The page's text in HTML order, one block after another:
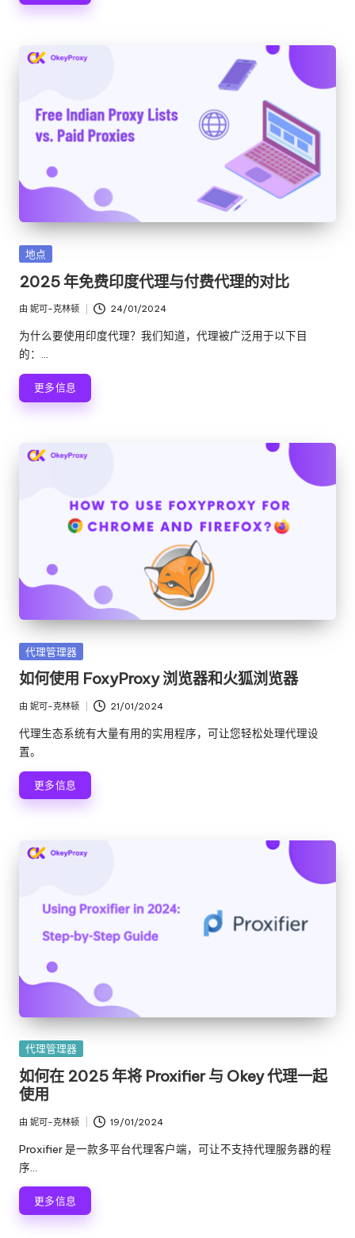
发
在
地点
2025 年免费印度代理与付费代理的对比
发
布
者
由 妮可-克林顿 24/01/2024
为什么要使用印度代理？我们知道，代理被广泛用于以下目
的：...
更多信息
发
布
在
代理管理器
如何使用 FoxyProxy 浏览器和火狐浏览器
发
布
者
由 妮可-克林顿 21/01/2024
代理生态系统有大量有用的实用程序，可让您轻松处理代理设
置。
更多信息
发
布
在
代理管理器
如何在 2025 年将 Proxifier 与 Okey 代理一起
使用
发
布
者
由 妮可-克林顿 19/01/2024
Proxifier 是一款多平台代理客户端，可让不支持代理服务器的程
序...
更多信息